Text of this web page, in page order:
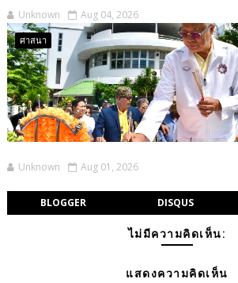
Unknown Aug 04, 2026
ศาสนา
Unknown Aug 01, 2026
BLOGGER DISQUS
ไม่มีความคิดเห็น:
แสดงความคิดเห็น